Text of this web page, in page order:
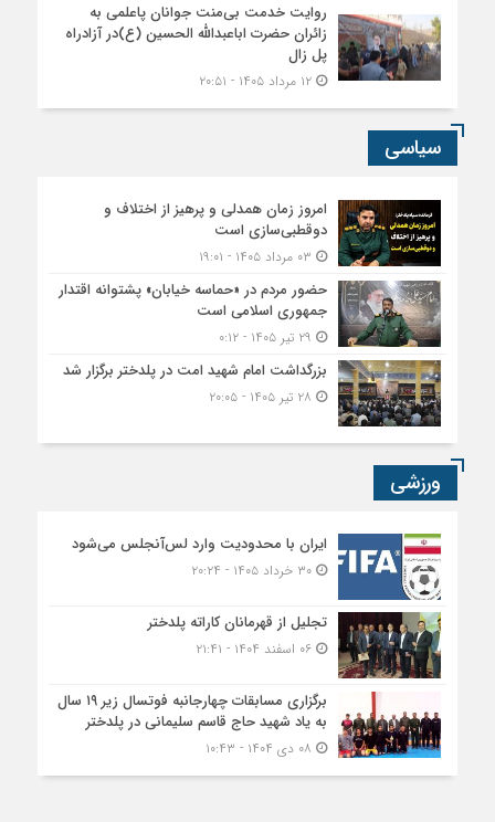
روایت خدمت بی‌منت جوانان پاعلمی به
زائران حضرت اباعبدالله الحسین (ع)در آزادراه
پل زال
۱۲ مرداد ۱۴۰۵ - ۲۰:۵۱
سیاسی
امروز زمان همدلی و پرهیز از اختلاف و
دوقطبی‌سازی است
حضور مردم در «حماسه خیابان» پشتوانه اقتدار
جمهوری اسلامی است
بزرگداشت امام شهید امت در پلدختر برگزار شد
ورزشی
ایران با محدودیت وارد لس‌آنجلس می‌شود
۳۰ خرداد ۱۴۰۵ - ۲۰:۲۴
تجلیل از قهرمانان کاراته پلدختر
۰۶ اسفند ۱۴۰۴ - ۲۱:۴۱
برگزاری مسابقات چهارجانبه فوتسال زیر ۱۹ سال
به یاد شهید حاج قاسم سلیمانی در پلدختر